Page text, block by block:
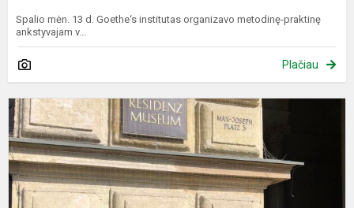
Spalio mėn. 13 d. Goethe‘s institutas organizavo metodinę-praktinę
ankstyvajam v...
Plačiau